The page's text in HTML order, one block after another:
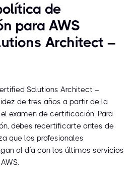
de
para AWS
Architect –
Solutions Architect –
de tres años a partir de la
examen de certificación. Para
debes recertificarte antes de
que los profesionales
al día con los últimos servicios